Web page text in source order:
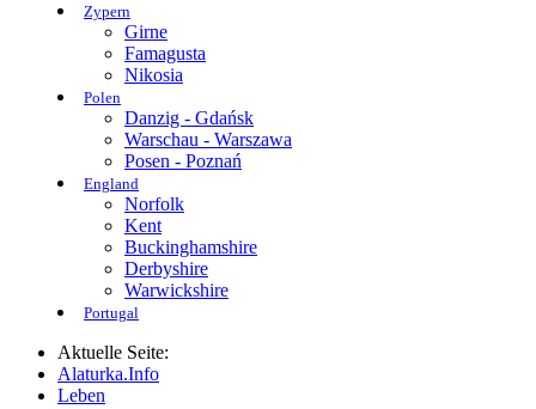
Zypern
Girne
Famagusta
Nikosia
Polen
Danzig - Gdańsk
Warschau - Warszawa
Posen - Poznań
England
Norfolk
Kent
Buckinghamshire
Derbyshire
Warwickshire
Portugal
Aktuelle Seite:
Alaturka.Info
Leben